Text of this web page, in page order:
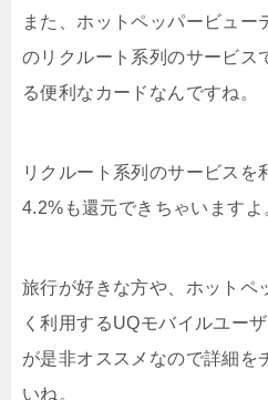
また、ホットペッパービュー
のリクルート系列のサービス
る便利なカードなんですね。
リクルート系列のサービスを
4.2%も還元できちゃいますよ
旅行が好きな方や、ホットペ
く利用するUQモバイルユー
が是非オススメなので詳細を
いね。